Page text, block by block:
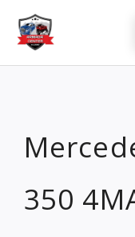
Перейти
содержимому
350